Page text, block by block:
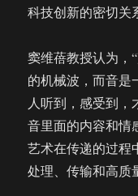
科技创新的密切关
窦维蓓教授认为，
的机械波，而音是
人听到，感受到
音里面的内容和情
艺术在传递的过程
处理、传输和高质